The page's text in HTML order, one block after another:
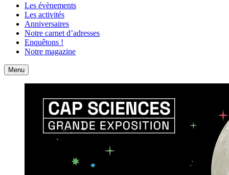
Les évènements
Les activités
Anniversaires
Notre carnet d’adresses
Enquêtons !
Notre magazine
Accueil
Menu Contact